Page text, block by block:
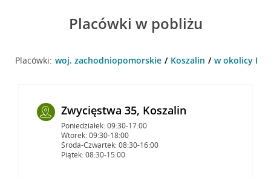
Placówki w pobliżu
Placówki: woj. zachodniopomorskie Koszalin w okolicy
Zwycięstwa 35, Koszalin
Poniedziałek: 09:30-17:00
Wtorek: 09:30-18:00
Środa-Czwartek: 08:30-16:00
Piątek: 08:30-15:00